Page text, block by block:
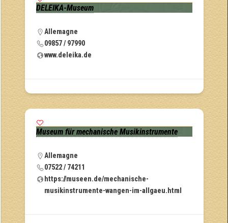
DELEIKA-Museum
Allemagne
09857 / 97990
www.deleika.de
Museum für mechanische Musikinstrumente
Allemagne
07522 / 74211
https://museen.de/mechanische-
musikinstrumente-wangen-im-allgaeu.html